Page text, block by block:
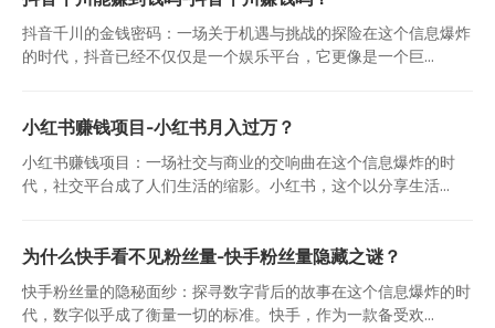
抖音千川的金钱密码：一场关于机遇与挑战的探险在这个信息爆炸
的时代，抖音已经不仅仅是一个娱乐平台，它更像是一个巨...
小红书赚钱项目-小红书月入过万？
小红书赚钱项目：一场社交与商业的交响曲在这个信息爆炸的时
代，社交平台成了人们生活的缩影。小红书，这个以分享生活...
为什么快手看不见粉丝量-快手粉丝量隐藏之谜？
快手粉丝量的隐秘面纱：探寻数字背后的故事在这个信息爆炸的时
代，数字似乎成了衡量一切的标准。快手，作为一款备受欢...